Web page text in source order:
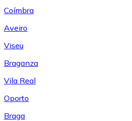
Coímbra
Aveiro
Viseu
Braganza
Vila Real
Oporto
Braga